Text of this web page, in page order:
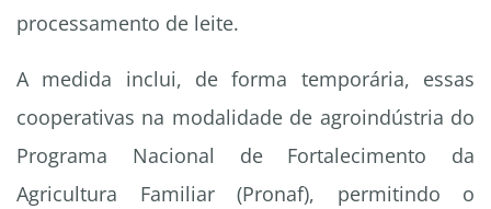
processamento de leite.
A medida inclui, de forma temporária, essas
cooperativas na modalidade de agroindústria do
Programa Nacional de Fortalecimento da
Agricultura Familiar (Pronaf), permitindo o